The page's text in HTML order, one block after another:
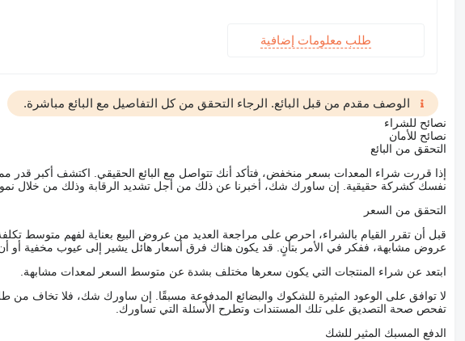
طلب معلومات إضافية
الوصف مقدم من قبل البائع. الرجاء التحقق من كل التفاصيل مع البائع مباشرة.
نصائح للشراء
نصائح للأمان
التحقق من البائع
إذا قررت شراء المعدات بسعر منخفض، فتأكد أنك تتواصل مع البائع الحقيقي. اكتشف أكبر
نفسك كشركة حقيقية. إن ساورك شك، أخبرنا عن ذلك من أجل تشديد الرقابة وذلك من خلال
التحقق من السعر
قبل أن تقرر القيام بالشراء، احرص على مراجعة العديد من عروض البيع بعناية لفهم متوسط
عروض مشابهة، ففكر في الأمر بتأنٍ. قد يكون هناك فرق أسعار هائل يشير إلى عيوب مخفية أو أن
ابتعد عن شراء المنتجات التي يكون سعرها مختلف بشدة عن متوسط السعر لمعدات مشابهة.
لا توافق على الوعود المثيرة للشكوك والبضائع المدفوعة مسبقًا. إن ساورك شك، فلا تخاف
تفحص صحة التصديق على تلك المستندات وتطرح الأسئلة التي تساورك.
الدفع المسبك المثير للشك